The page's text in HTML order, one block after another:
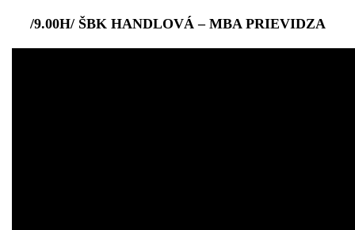
/9.00H/ ŠBK HANDLOVÁ – MBA PRIEVIDZA